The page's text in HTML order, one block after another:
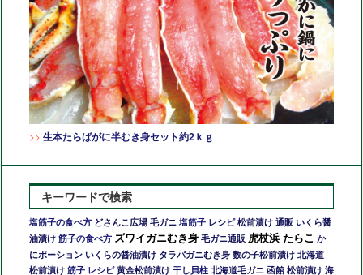
>> 生本たらばがに半むき身セット約2ｋｇ
キーワードで検索
塩筋子の食べ方 どさんこ広場 毛ガニ 塩筋子 レシピ 松前漬け 通販 いくら醤
油漬け 筋子の食べ方 ズワイガニむき身毛ガニ通販 虎杖浜 たらこ か
にポーション いくらの醤油漬け タラバガニむき身数の子松前漬け北海道
松前漬け 筋子 レシピ 黄金松前漬け 干し貝柱 北海道毛ガニ函館 松前漬け海